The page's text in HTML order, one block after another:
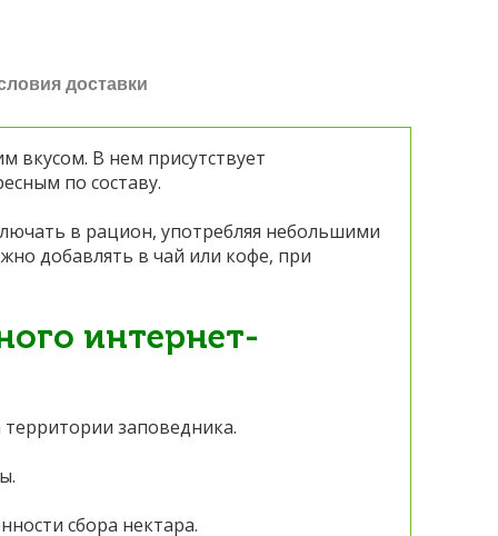
вкусом. В нем присутствует
по составу.
в рацион, употребляя небольшими
добавлять в чай или кофе, при
интернет-
заповедника.
сбора нектара.
доставки